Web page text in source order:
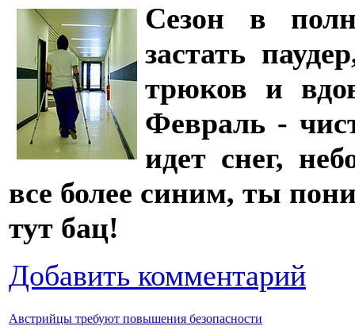
Сезон в
застать
трюков и
Февраль -
идет снег,
все более синим, ты
тут бац!
Добавить комментарий
Австрийцы требуют повышения безопасности